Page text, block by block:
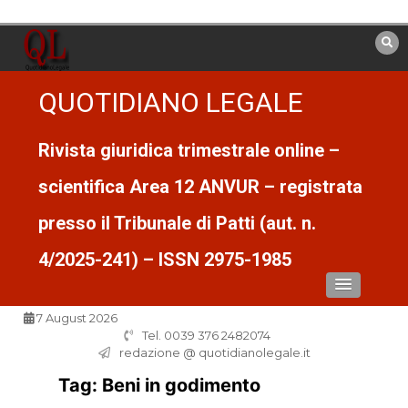
contenuto
QUOTIDIANO LEGALE
Rivista giuridica trimestrale online –
scientifica Area 12 ANVUR – registrata
presso il Tribunale di Patti (aut. n.
4/2025-241) – ISSN 2975-1985
7 August 2026
Tel. 0039 376 2482074
redazione @ quotidianolegale.it
Tag: Beni in godimento